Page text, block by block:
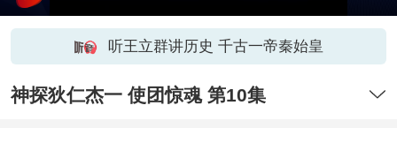
听王立群讲历史 千古一帝秦始皇
神探狄仁杰一 使团惊魂 第10集